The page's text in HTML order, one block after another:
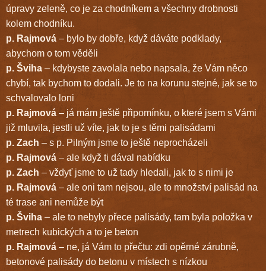
úpravy zeleně, co je za chodníkem a všechny drobnosti
kolem chodníku.
p. Rajmová – bylo by dobře, když dáváte podklady,
abychom o tom věděli
p. Šviha – kdybyste zavolala nebo napsala, že Vám něco
chybí, tak bychom to dodali. Je to na korunu stejné, jak se to
schvalovalo loni
p. Rajmová – já mám ještě připomínku, o které jsem s Vámi
již mluvila, jestli už víte, jak to je s těmi palisádami
p. Zach – s p. Pilným jsme to ještě neprocházeli
p. Rajmová – ale když ti dával nabídku
p. Zach – vždyť jsme to už tady hledali, jak to s nimi je
p. Rajmová – ale oni tam nejsou, ale to množství palisád na
té trase ani nemůže být
p. Šviha – ale to nebyly přece palisády, tam byla položka v
metrech kubických a to je beton
p. Rajmová – ne, já Vám to přečtu: zdi opěrné zárubně,
betonové palisády do betonu v místech s nízkou